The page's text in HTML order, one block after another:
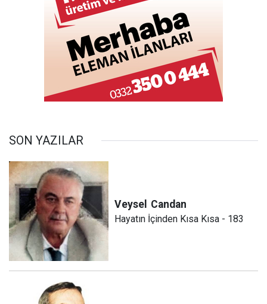
SON YAZILAR
Veysel Candan
Hayatın İçinden Kısa Kısa - 183